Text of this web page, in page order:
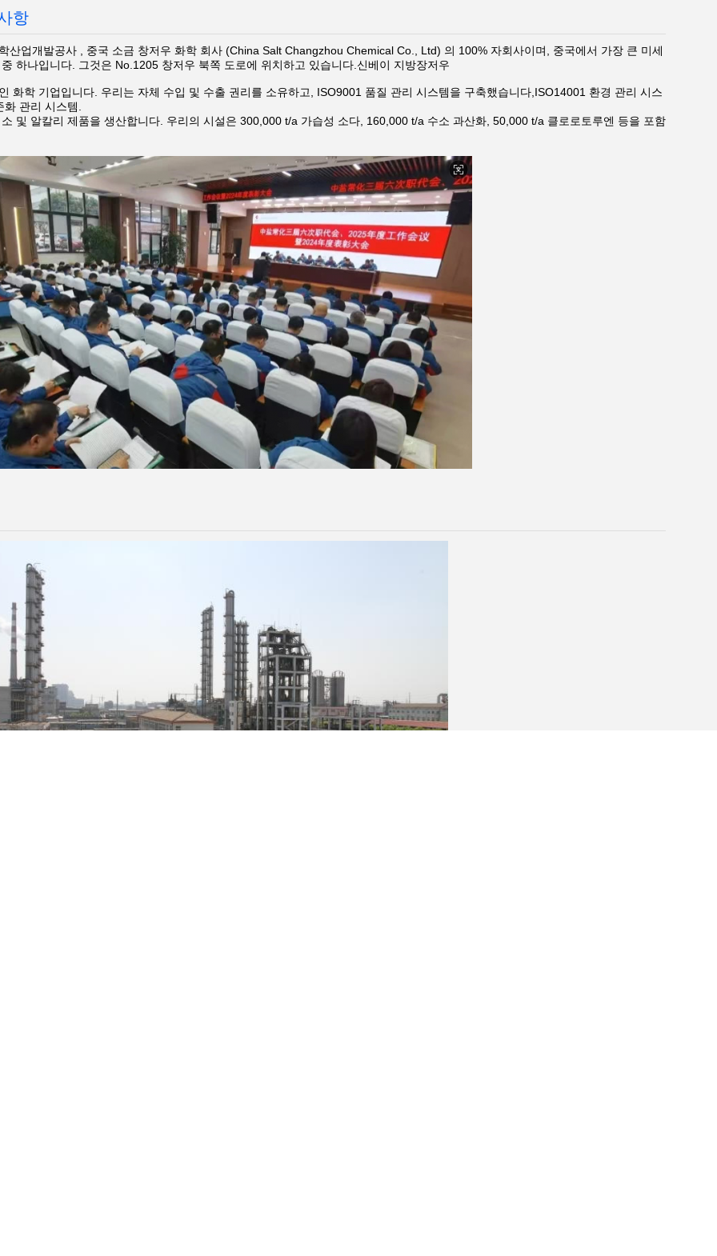
항
산업개발공사 , 중국 소금 창저우 화학 회사 (China Salt Changzhou Chemical Co., Ltd) 의 100% 자회사이며, 중국에서 가장 큰 미세
하나입니다. 그것은 No.1205 창저우 북쪽 도로에 위치하고 있습니다.신베이 지방장저우
화학 기업입니다. 우리는 자체 수입 및 수출 권리를 소유하고, ISO9001 품질 관리 시스템을 구축했습니다,ISO14001 환경 관리 시스
관리 시스템.
및 알칼리 제품을 생산합니다. 우리의 시설은 300,000 t/a 가습성 소다, 160,000 t/a 수소 과산화, 50,000 t/a 클로로토루엔 등을 포함